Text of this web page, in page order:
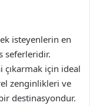
isteyenlerin en
seferleridir.
çıkarmak için ideal
zenginlikleri ve
destinasyondur.